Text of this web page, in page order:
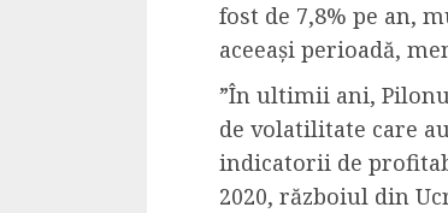
fost de 7,8% pe an,
aceeași perioadă,
”În ultimii ani,
de volatilitate care
indicatorii de
2020, războiul din
3 min read
Din fotoliu